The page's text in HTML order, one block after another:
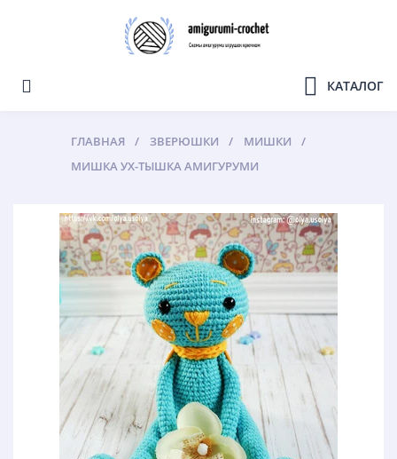
КАТАЛОГ
ГЛАВНАЯ ЗВЕРЮШКИ
МИШКИ
МИШКА УХ-ТЫШКА АМИГУРУМИ